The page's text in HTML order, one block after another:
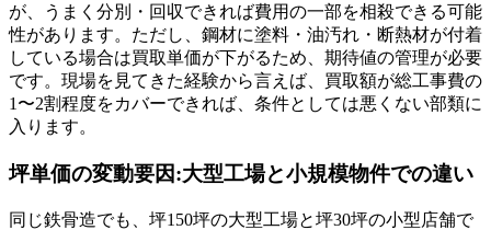
が、うまく分別・回収できれば費用の一部を相殺できる可能
性があります。ただし、鋼材に塗料・油汚れ・断熱材が付着
している場合は買取単価が下がるため、期待値の管理が必要
です。現場を見てきた経験から言えば、買取額が総工事費の
1〜2割程度をカバーできれば、条件としては悪くない部類に
入ります。
坪単価の変動要因:大型工場と小規模物件での違い
同じ鉄骨造でも、坪150坪の大型工場と坪30坪の小型店舗で